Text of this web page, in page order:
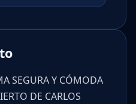
SEGURA Y CÓMODA
DE CARLOS